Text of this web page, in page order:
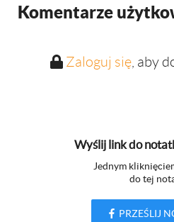
Komentarze
Zaloguj się, aby
Wyślij link do
Jednym
do tej
PRZEŚLIJ